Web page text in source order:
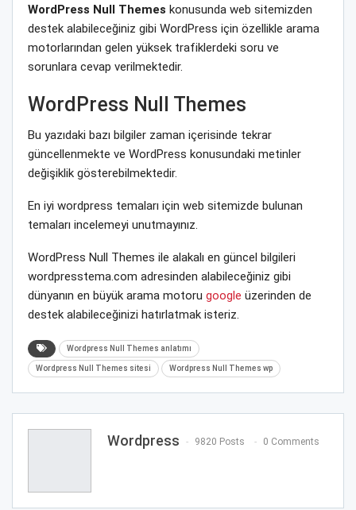
WordPress Null Themes konusunda web sitemizden
destek alabileceğiniz gibi WordPress için özellikle arama
motorlarından gelen yüksek trafiklerdeki soru ve
sorunlara cevap verilmektedir.
WordPress Null Themes
Bu yazıdaki bazı bilgiler zaman içerisinde tekrar
güncellenmekte ve WordPress konusundaki metinler
değişiklik gösterebilmektedir.
En iyi wordpress temaları için web sitemizde bulunan
temaları incelemeyi unutmayınız.
WordPress Null Themes ile alakalı en güncel bilgileri
wordpresstema.com adresinden alabileceğiniz gibi
dünyanın en büyük arama motoru google üzerinden de
destek alabileceğinizi hatırlatmak isteriz.
Wordpress Null Themes anlatımı
Wordpress Null Themes sitesi Wordpress Null Themes wp
Wordpress 9820 Posts 0 Comments